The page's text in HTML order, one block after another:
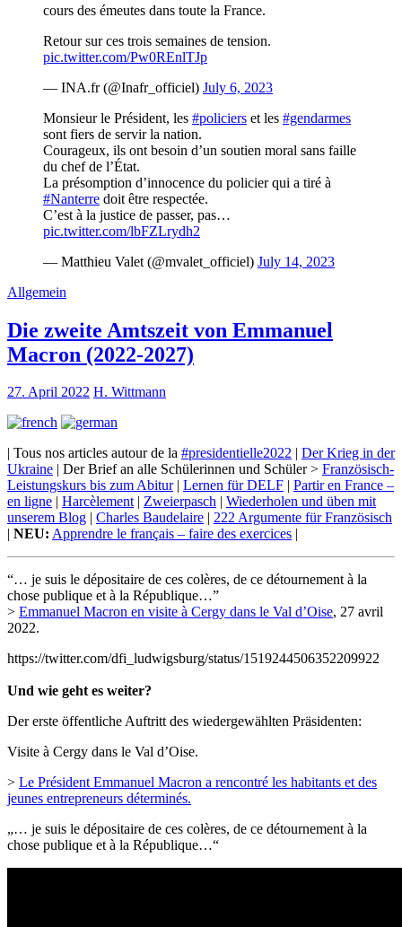
cours des émeutes dans toute la France.
Retour sur ces trois semaines de tension.
pic.twitter.com/Pw0REnlTJp
— INA.fr (@Inafr_officiel) July 6, 2023
Monsieur le Président, les #policiers et les #gendarmes
sont fiers de servir la nation.
Courageux, ils ont besoin d’un soutien moral sans faille
du chef de l’État.
La présomption d’innocence du policier qui a tiré à
#Nanterre doit être respectée.
C’est à la justice de passer, pas…
pic.twitter.com/lbFZLrydh2
— Matthieu Valet (@mvalet_officiel) July 14, 2023
Allgemein
Die zweite Amtszeit von Emmanuel
Macron (2022-2027)
27. April 2022 H. Wittmann
| Tous nos articles autour de la #presidentielle2022 | Der Krieg in der
Ukraine | Der Brief an alle Schülerinnen und Schüler > Französisch-
Leistungskurs bis zum Abitur| Lernen für DELF | Partir en France –
en ligne | Harcèlement| Zweierpasch | Wiederholen und üben mit
unserem Blog | Charles Baudelaire | 222 Argumente für Französisch
| NEU: Apprendre le français – faire des exercices |
“… je suis le dépositaire de ces colères, de ce détournement à la
chose publique et à la République…”
> Emmanuel Macron en visite à Cergy dans le Val d’Oise, 27 avril
2022.
https://twitter.com/dfi_ludwigsburg/status/1519244506352209922
Und wie geht es weiter?
Der erste öffentliche Auftritt des wiedergewählten Präsidenten:
Visite à Cergy dans le Val d’Oise.
> Le Président Emmanuel Macron a rencontré les habitants et des
jeunes entrepreneurs déterminés.
„… je suis le dépositaire de ces colères, de ce détournement à la
chose publique et à la République…“